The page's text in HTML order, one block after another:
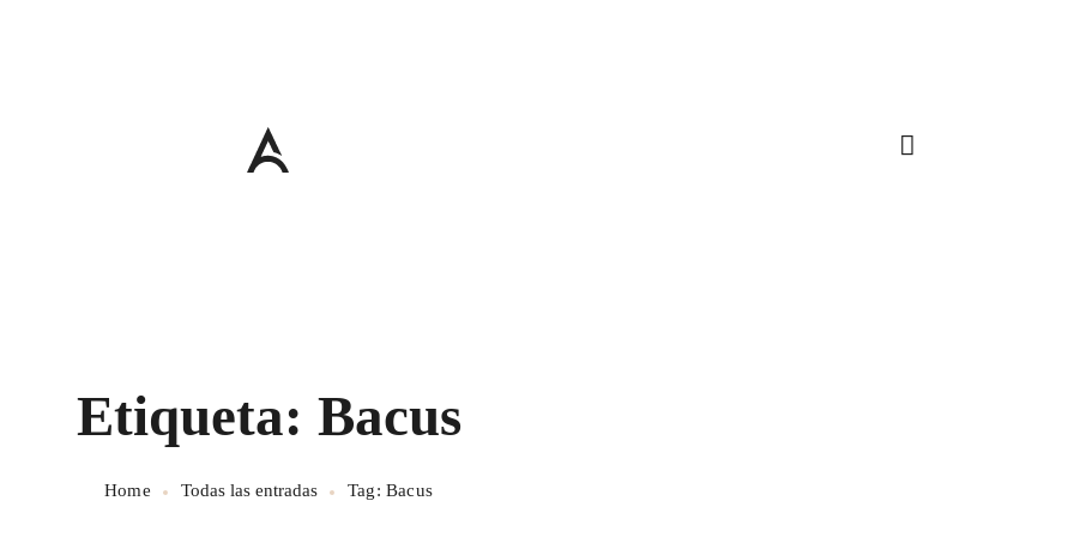
Etiqueta: Bacus
Home Todas las entradas Tag: Bacus